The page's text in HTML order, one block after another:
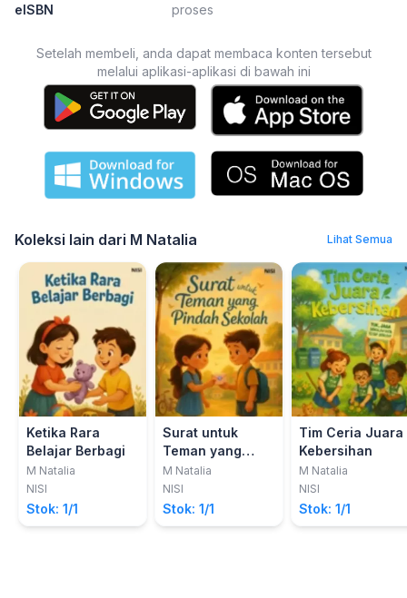
eISBN
proses
Setelah membeli, anda dapat membaca konten tersebut
melalui aplikasi-aplikasi di bawah ini
Koleksi lain dari M Natalia Lihat Semua
Ketika Rara
Belajar Berbagi
M Natalia
NISI
Stok: 1/1
Surat untuk
Teman yang
Pindah Sekolah
M Natalia
NISI
Stok: 1/1
Tim Ceria Juara
Kebersihan
M Natalia
NISI
Stok: 1/1